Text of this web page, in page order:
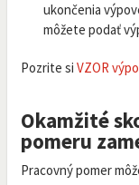
ukončenia
môžete podať
Pozrite si VZOR
Okamžité
pomeru
Pracovný pomer